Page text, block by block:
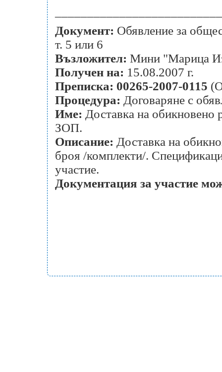
Документ: Обявление за
т. 5 или 6
Възложител: Мини "Марица
Получен на: 15.08.2007 г.
Преписка: 00265-2007-0115
Процедура: Договаряне с
Име: Доставка на
ЗОП.
Описание: Доставка на
броя /комплекти/.
участие.
Документация за участие